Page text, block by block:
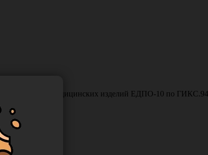
обработки медицинских изделий ЕДПО-10 по